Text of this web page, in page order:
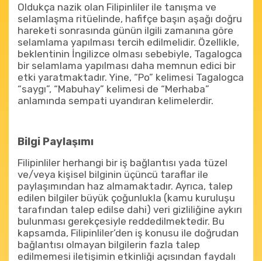
Oldukça nazik olan Filipinliler ile tanışma ve
selamlaşma ritüelinde, hafifçe başın aşağı doğru
hareketi sonrasında günün ilgili zamanına göre
selamlama yapılması tercih edilmelidir. Özellikle,
beklentinin İngilizce olması sebebiyle, Tagalogca
bir selamlama yapılması daha memnun edici bir
etki yaratmaktadır. Yine, “Po” kelimesi Tagalogca
“saygı”, “Mabuhay” kelimesi de “Merhaba”
anlamında sempati uyandıran kelimelerdir.
Bilgi Paylaşımı
Filipinliler herhangi bir iş bağlantısı yada tüzel
ve/veya kişisel bilginin üçüncü taraflar ile
paylaşımından haz almamaktadır. Ayrıca, talep
edilen bilgiler büyük çoğunlukla (kamu kuruluşu
tarafından talep edilse dahi) veri gizliliğine aykırı
bulunması gerekçesiyle reddedilmektedir. Bu
kapsamda, Filipinliler’den iş konusu ile doğrudan
bağlantısı olmayan bilgilerin fazla talep
edilmemesi iletişimin etkinliği açısından faydalı